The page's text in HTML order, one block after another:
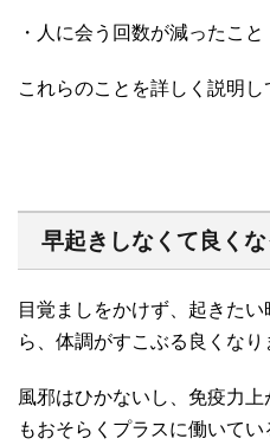
・人に会う回数が減ったこと
これらのことを詳しく説明し
早起きしなくて良く
目覚ましをかけず、起きた
ら、体調がすこぶる良くなり
風邪はひかないし、免疫力
もおそらくプラスに働いてい